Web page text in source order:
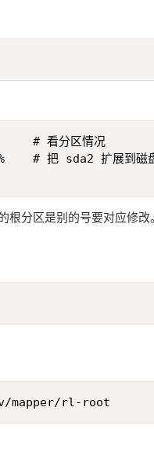
看分区情况
# 把 sda2 扩展到磁
分区是别的号要对应修改。
mapper/rl-root